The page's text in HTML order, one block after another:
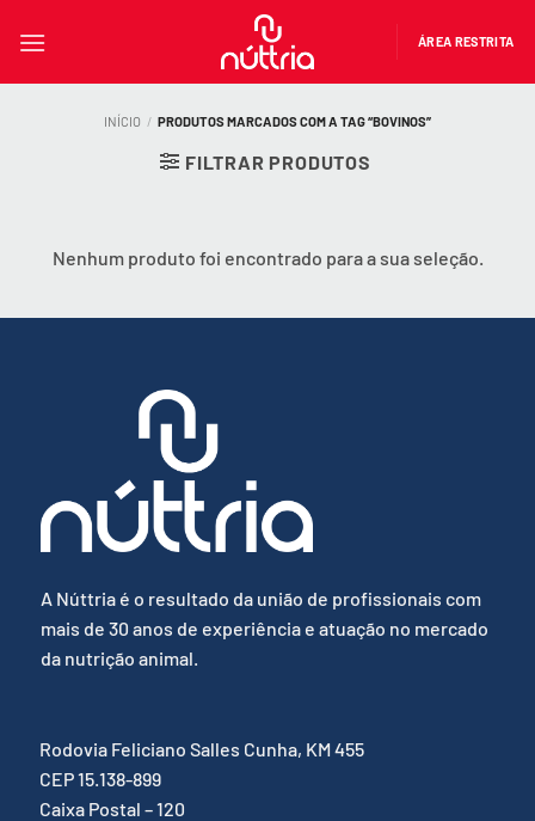
ÁREA RESTRITA
INÍCIO / PRODUTOS MARCADOS COM A TAG “BOVINOS”
FILTRAR PRODUTOS
Nenhum produto foi encontrado para a sua seleção.
A Núttria é o resultado da união de profissionais com
mais de 30 anos de experiência e atuação no mercado
da nutrição animal.
Rodovia Feliciano Salles Cunha, KM 455
CEP 15.138-899
Caixa Postal – 120